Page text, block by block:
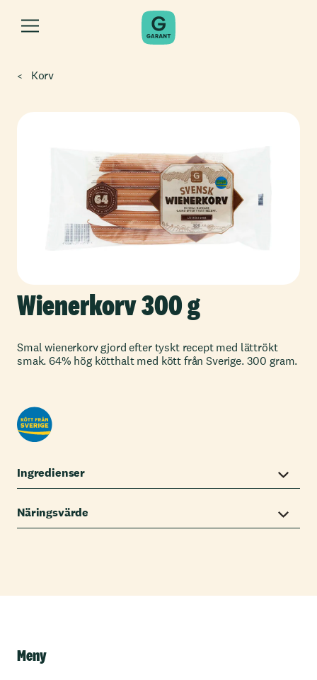
Korv
Wienerkorv 300 g
Smal wienerkorv gjord efter tyskt recept med lättrökt
smak. 64% hög kötthalt med kött från Sverige. 300 gram.
Ingredienser
Näringsvärde
Meny